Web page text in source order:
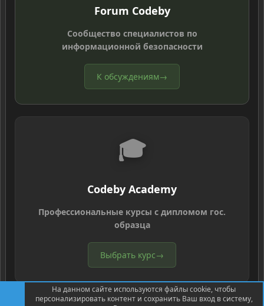
Forum Codeby
Сообщество специалистов по
информационной безопасности
К обсуждениям→
🎓
Codeby Academy
Профессиональные курсы с дипломом гос.
образца
Выбрать курс→
На данном сайте используются файлы cookie, чтобы
персонализировать контент и сохранить Ваш вход в систему,